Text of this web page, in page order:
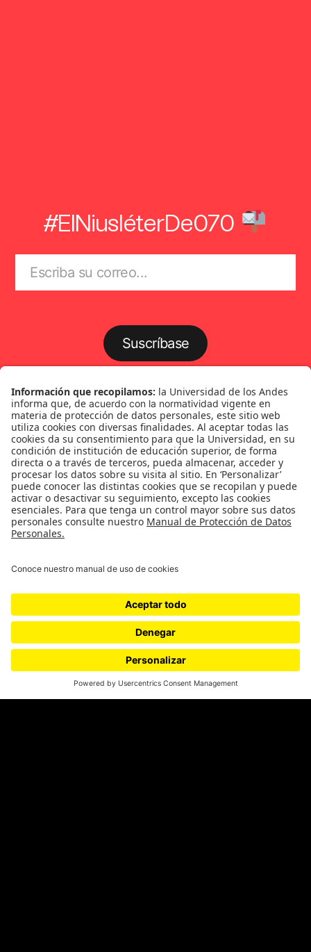
#ElNiusléterDe070
Suscríbase
Género
Política
Cultura
Medios y periodismo
¿Quiénes somos?